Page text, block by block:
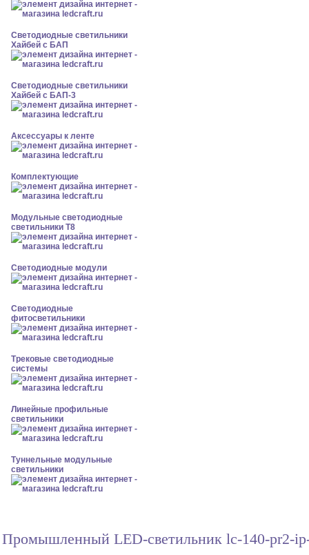
Светодиодные светильники
Хайбей с БАП
Светодиодные светильники
Хайбей с БАП-3
Аксессуары к ленте
Комплектующие
Модульные светодиодные
светильники Т8
Светодиодные модули
Светодиодные
фитосветильники
Трековые светодиодные
системы
Линейные профильные
светильники
Туннельные модульные
светильники
Промышленный LED-светильник lc-140-pr2-